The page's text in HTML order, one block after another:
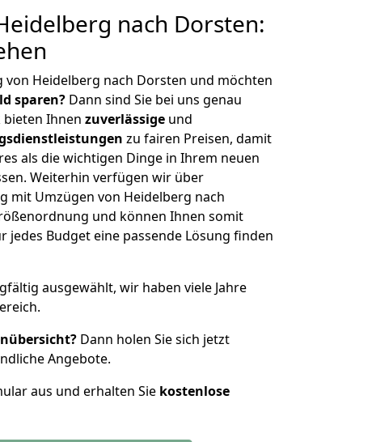
nach Dorsten:
von Heidelberg nach Dorsten und möchten
sparen? Dann sind Sie bei uns genau
Ihnen zuverlässige und
zu fairen Preisen, damit
als die wichtigen Dinge in Ihrem neuen
Weiterhin verfügen wir über
mit Umzügen von Heidelberg nach
und können Ihnen somit
jedes Budget eine passende Lösung finden
ausgewählt, wir haben viele Jahre
Dann holen Sie sich jetzt
Angebote.
aus und erhalten Sie kostenlose